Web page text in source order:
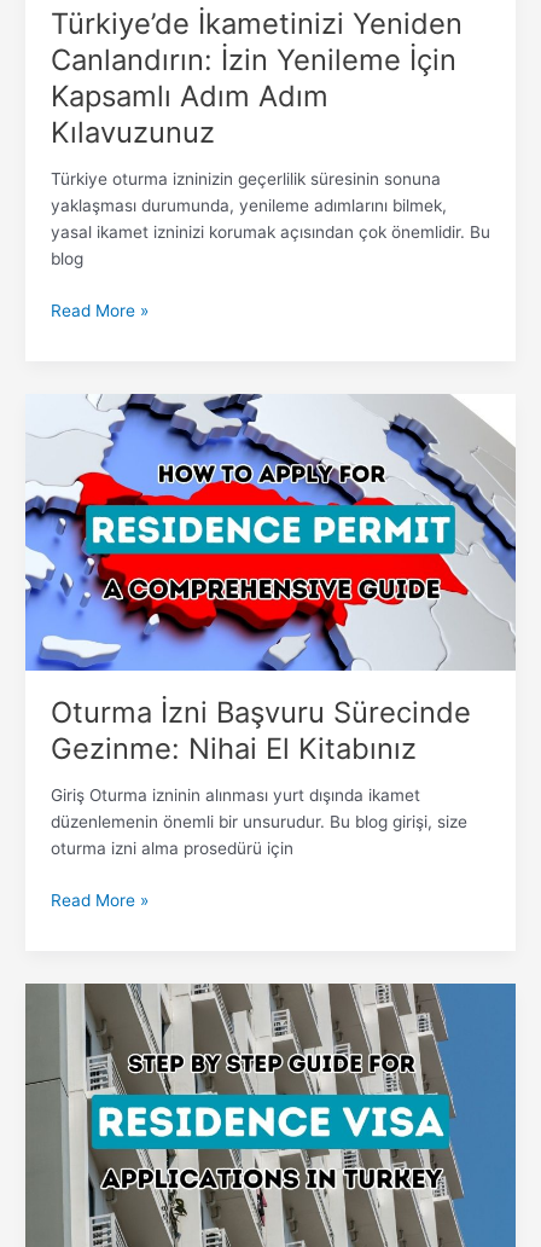
Türkiye’de İkametinizi Yeniden
Canlandırın: İzin Yenileme İçin
Kapsamlı Adım Adım
Kılavuzunuz
Türkiye oturma izninizin geçerlilik süresinin sonuna
yaklaşması durumunda, yenileme adımlarını bilmek,
yasal ikamet izninizi korumak açısından çok önemlidir. Bu
blog
Read More »
Oturma İzni Başvuru Sürecinde
Gezinme: Nihai El Kitabınız
Giriş Oturma izninin alınması yurt dışında ikamet
düzenlemenin önemli bir unsurudur. Bu blog girişi, size
oturma izni alma prosedürü için
Oturma
İzni
Başvuru
Sürecinde
Gezinme:
Nihai
El
Kitabınız
Read More »
Türkiye’de
Oturma
Almak
İçin
Basitleştirilmiş
Süreci
Keşfedin